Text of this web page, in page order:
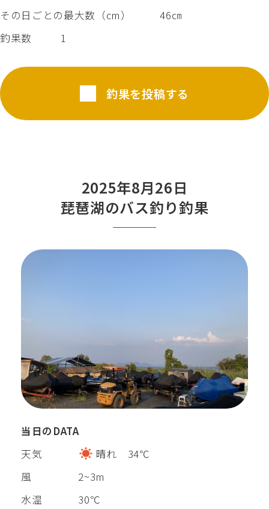
その日ごとの最大数（cm）
46㎝
釣果数
1
釣果を投稿する
2025年8月26日
琵琶湖のバス釣り釣果
当日のDATA
天気
晴れ 34℃
風
2~3m
水温
30℃